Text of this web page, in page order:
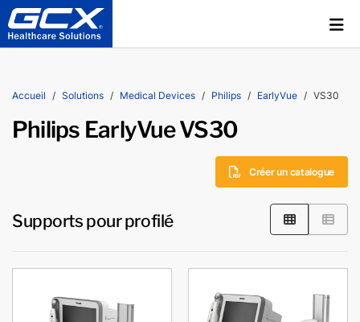
Accueil Solutions Medical Devices Philips EarlyVue VS30
Philips EarlyVue VS30
Créer un catalogue
Supports pour profilé